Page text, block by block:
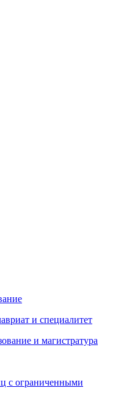
и специалитет
и магистратура
с ограниченными